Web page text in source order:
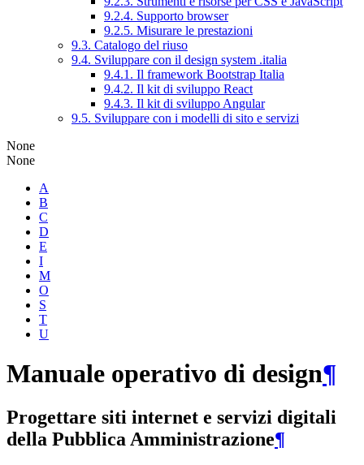
9.2.4. Supporto browser
9.2.5. Misurare le prestazioni
9.3. Catalogo del riuso
9.4. Sviluppare con il design system .italia
9.4.1. Il framework Bootstrap Italia
9.4.2. Il kit di sviluppo React
9.4.3. Il kit di sviluppo Angular
9.5. Sviluppare con i modelli di sito e servizi
None
None
A
B
C
D
E
I
M
O
S
T
U
Manuale operativo di design¶
Progettare siti internet e servizi digitali
della Pubblica Amministrazione¶